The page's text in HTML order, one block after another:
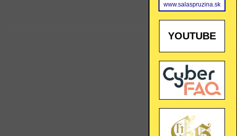
www.salaspruzina.sk
YOUTUBE